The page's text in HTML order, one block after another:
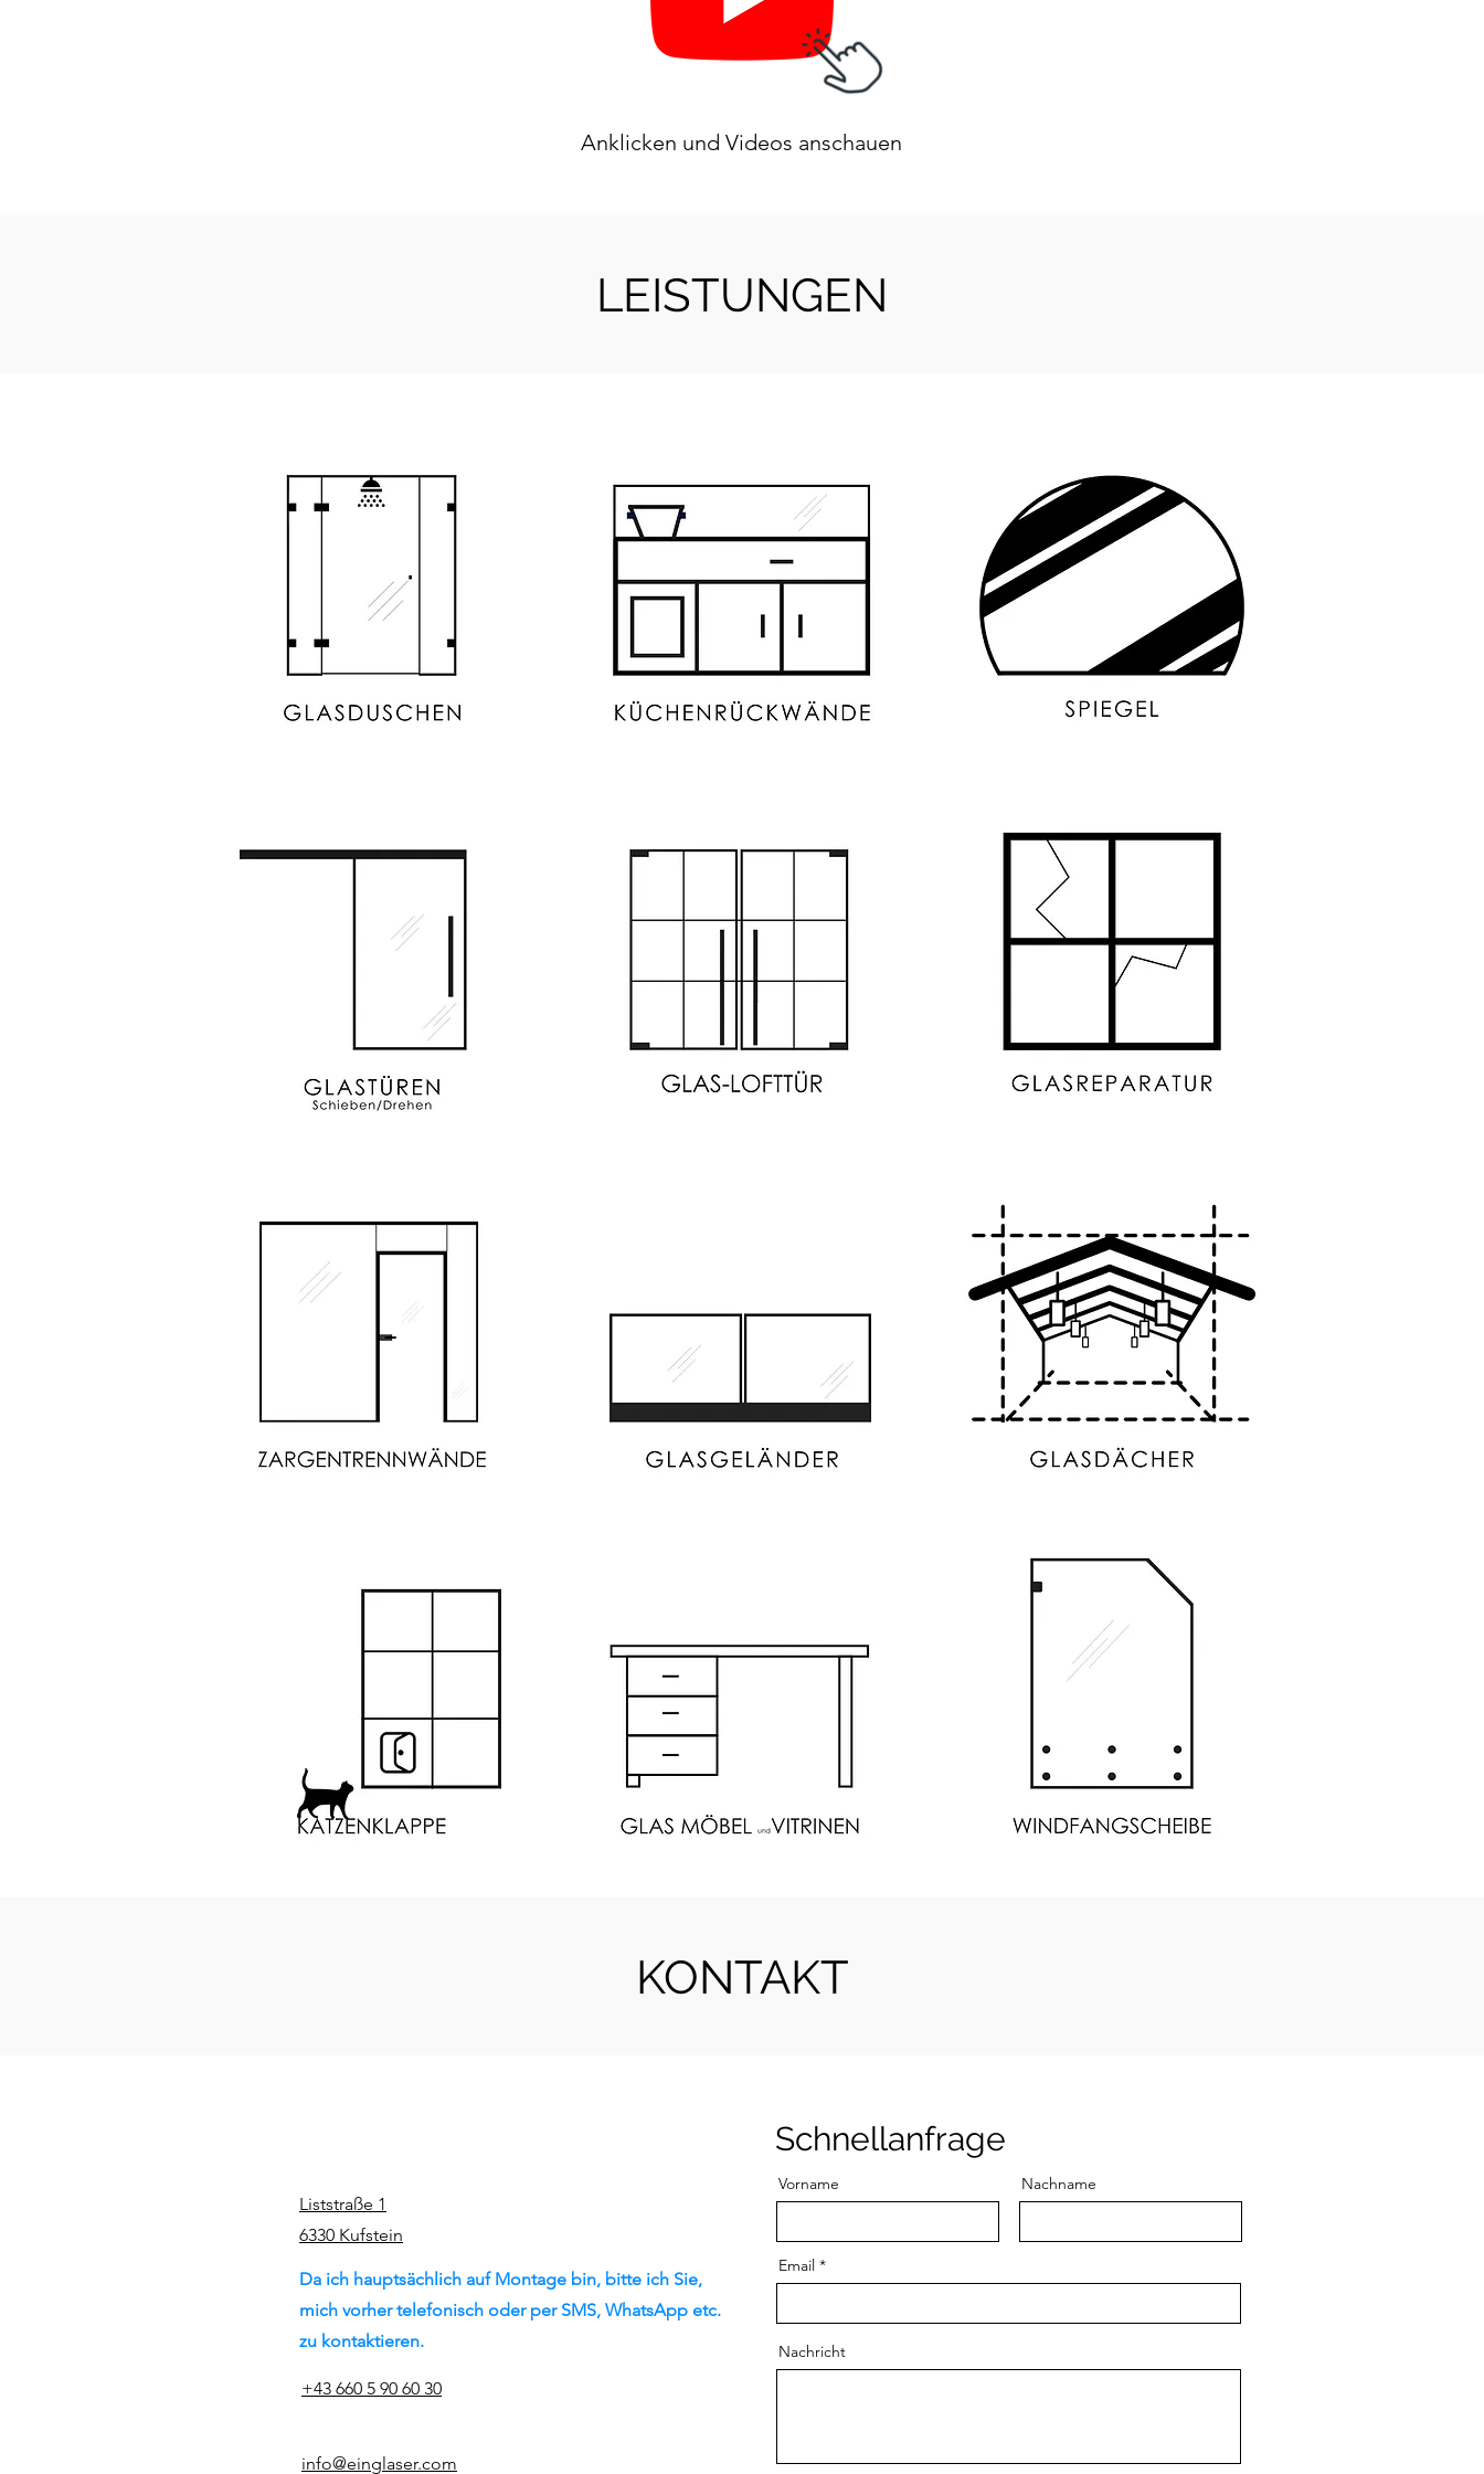
Anklicken und Videos anschauen
LEISTUNGEN
KONTAKT
Schnellanfrage
Liststraße 1
6330 Kufstein
+43 660 5 90 60 30
info@einglaser.com
Vorname Nachname
Email
Nachricht
Da ich hauptsächlich auf Montage bin, bitte ich Sie,
mich vorher telefonisch oder per SMS, WhatsApp etc.
zu kontaktieren.